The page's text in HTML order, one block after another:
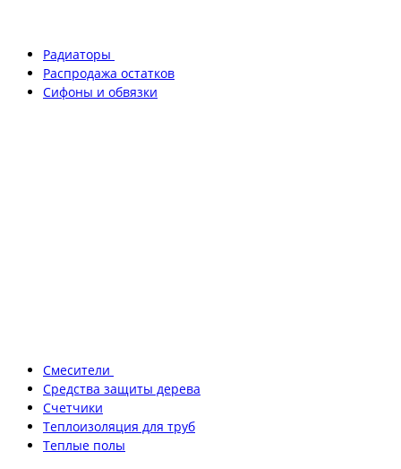
Радиаторы
Распродажа остатков
Сифоны и обвязки
Смесители
Средства защиты дерева
Счетчики
Теплоизоляция для труб
Теплые полы